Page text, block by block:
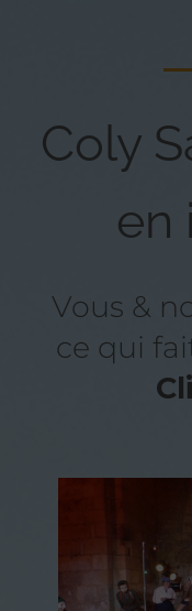
Coly
en
Vous &
ce qui